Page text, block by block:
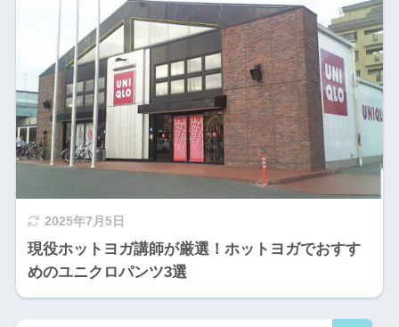
2025年7月5日
現役ホットヨガ講師が厳選！ホットヨガでおすす
めのユニクロパンツ3選